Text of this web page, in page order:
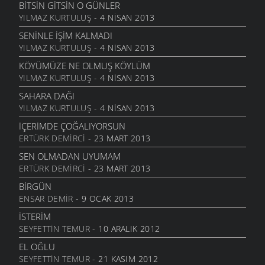
BITTI ÖĞRETMENIM
22 AĞUSTOS 2011
GENÇIYAN
15 AĞUSTOS 2011
ALDIRMA GÜLÜM
13 AĞUSTOS 2011
BENDE VARIM
24 TEMMUZ 2011
SARI KIZ
16 TEMMUZ 2011
GELIN CANLAR
3 TEMMUZ 2011
ARTVINIM II
29 HAZIRAN 2011
İNANMIŞTIN
26 HAZIRAN 2011
MANILER
BITSIN GITSIN O GÜNLER
YILMAZ KURTULUŞ - 4 NISAN 2013
SENINLE İŞIM KALMADI
YILMAZ KURTULUŞ - 4 NISAN 2013
KÖYÜMÜZE NE OLMUŞ KÖYLÜM
YILMAZ KURTULUŞ - 4 NISAN 2013
SAHARA DAĞI
YILMAZ KURTULUŞ - 4 NISAN 2013
İÇERIMDE ÇOĞALIYORSUN
ERTÜRK DEMIRCI - 23 MART 2013
SEN OLMADAN UYUMAM
ERTÜRK DEMIRCI - 23 MART 2013
BIRGÜN
ENSAR DEMIR - 9 OCAK 2013
İSTERIM
SEYFETTIN TEMUR- 10 ARALIK 2012
EL OĞLU
SEYFETTIN TEMUR- 21 KASIM 2012